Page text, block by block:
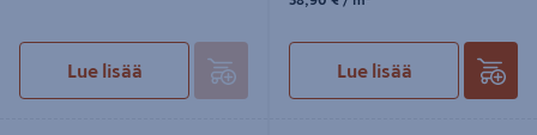
Lue lisää Lue lisää